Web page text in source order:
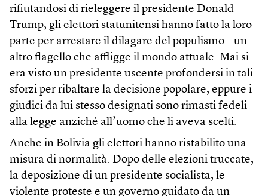
rifiutandosi di rieleggere il presidente Donald
Trump, gli elettori statunitensi hanno fatto la loro
parte per arrestare il dilagare del populismo – un
altro flagello che affligge il mondo attuale. Mai si
era visto un presidente uscente profondersi in tali
sforzi per ribaltare la decisione popolare, eppure i
giudici da lui stesso designati sono rimasti fedeli
alla legge anziché all’uomo che li aveva scelti.
Anche in Bolivia gli elettori hanno ristabilito una
misura di normalità. Dopo delle elezioni truccate,
la deposizione di un presidente socialista, le
violente proteste e un governo guidato da un